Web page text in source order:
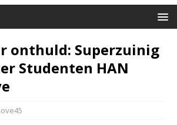
onthuld: Superzuinig
Studenten HAN